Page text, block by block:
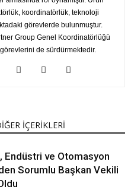
koordinatörlük, teknoloji
görevlerde bulunmuştur.
Group Genel Koordinatörlüğü
de sürdürmektedir.
İÇERİKLERİ
Endüstri ve Otomasyon
Sorumlu Başkan Vekili